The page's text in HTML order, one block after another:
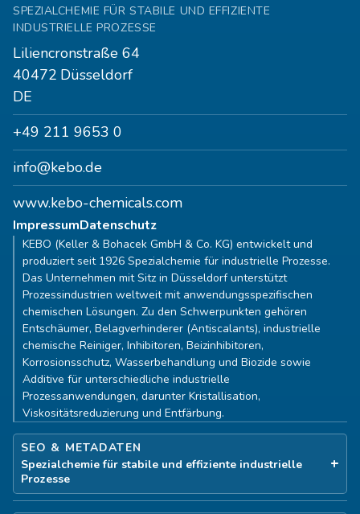
SPEZIALCHEMIE FÜR STABILE UND EFFIZIENTE
INDUSTRIELLE PROZESSE
Liliencronstraße 64
40472 Düsseldorf
DE
+49 211 9653 0
info@kebo.de
www.kebo-chemicals.com
ImpressumDatenschutz
KEBO (Keller & Bohacek GmbH & Co. KG) entwickelt und
produziert seit 1926 Spezialchemie für industrielle Prozesse.
Das Unternehmen mit Sitz in Düsseldorf unterstützt
Prozessindustrien weltweit mit anwendungsspezifischen
chemischen Lösungen. Zu den Schwerpunkten gehören
Entschäumer, Belagverhinderer (Antiscalants), industrielle
chemische Reiniger, Inhibitoren, Beizinhibitoren,
Korrosionsschutz, Wasserbehandlung und Biozide sowie
Additive für unterschiedliche industrielle
Prozessanwendungen, darunter Kristallisation,
Viskositätsreduzierung und Entfärbung.
SEO & METADATEN
Spezialchemie für stabile und effiziente industrielle
Prozesse